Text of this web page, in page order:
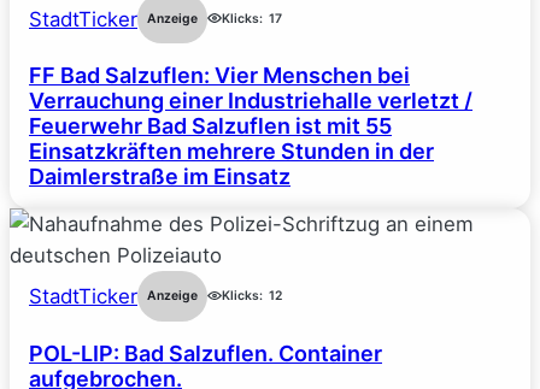
StadtTicker Anzeige Klicks: 17
FF Bad Salzuflen: Vier Menschen bei
Verrauchung einer Industriehalle verletzt /
Feuerwehr Bad Salzuflen ist mit 55
Einsatzkräften mehrere Stunden in der
Daimlerstraße im Einsatz
StadtTicker Anzeige Klicks: 12
POL-LIP: Bad Salzuflen. Container
aufgebrochen.